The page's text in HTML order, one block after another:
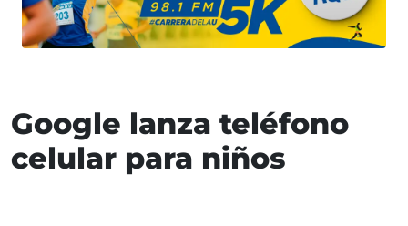
Google lanza teléfono
celular para niños